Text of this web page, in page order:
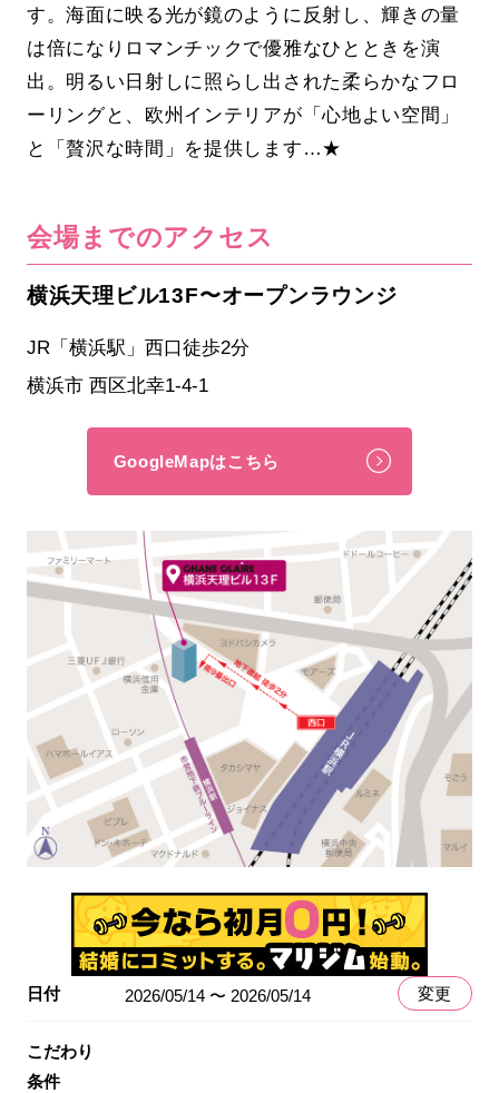
す。海面に映る光が鏡のように反射し、輝きの量
は倍になりロマンチックで優雅なひとときを演
出。明るい日射しに照らし出された柔らかなフロ
ーリングと、欧州インテリアが「心地よい空間」
と「贅沢な時間」を提供します…★
会場までのアクセス
横浜天理ビル13F〜オープンラウンジ
JR「横浜駅」西口徒歩2分
横浜市 西区北幸1-4-1
GoogleMapはこちら
日付 2026/05/14 〜 2026/05/14 変更
こだわり
条件